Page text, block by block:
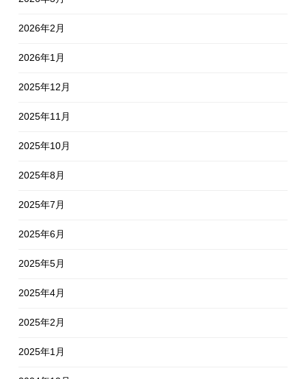
2026年2月
2026年1月
2025年12月
2025年11月
2025年10月
2025年8月
2025年7月
2025年6月
2025年5月
2025年4月
2025年2月
2025年1月